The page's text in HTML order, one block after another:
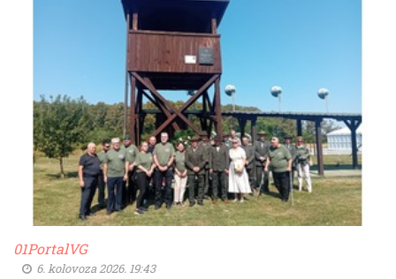
01PortalVG
6. kolovoza 2026. 19:43